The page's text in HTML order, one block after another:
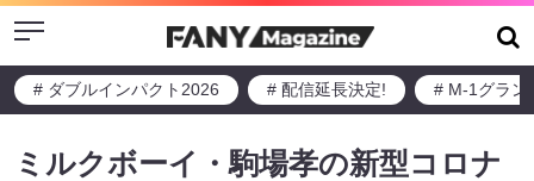
Menu
# ダブルインパクト2026 # 配信延長決定! # M-1グラン
ミルクボーイ・駒場孝の新型コロナ